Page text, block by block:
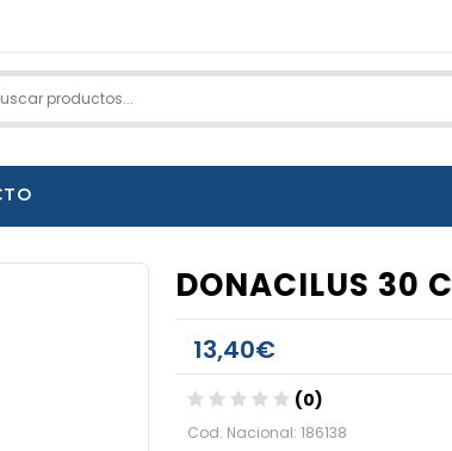
DONACILUS 30
13,40€
(0)
Cod. Nacional: 186138